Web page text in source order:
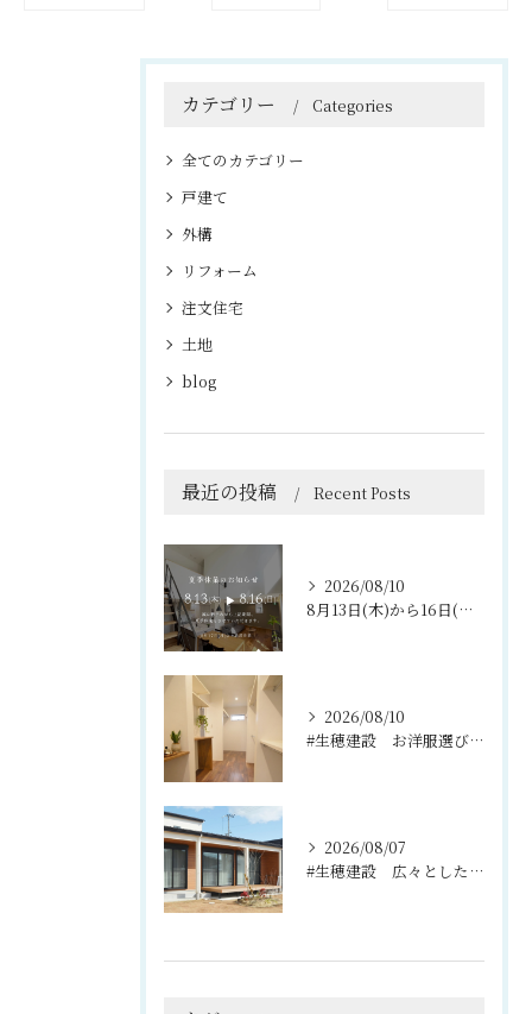
カテゴリー Categories
全てのカテゴリー
戸建て
外構
リフォーム
注文住宅
土地
blog
最近の投稿 Recent Posts
2026/08/10
8月13日(木)から16日(日)まで、夏期休暇をいただきます...
2026/08/10
#生穂建設 お洋服選びが楽しくなる、充実のウォークインクロー...
2026/08/07
#生穂建設 広々としたウッドデッキは、室内と庭を繋ぐ心地よい...